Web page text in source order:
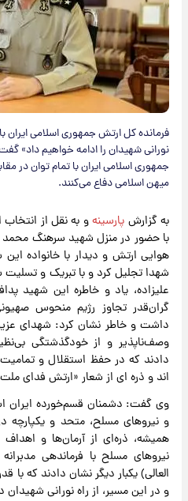
فرمانده کل ارتش جمهوری اسلامی ایران
نورانی شهیدان را ادامه خواهیم داد»
جمهوری اسلامی ایران با تمام توان در
میهن اسلامی دفاع می‌کنند.
به گزارش پارسینهو به نقل از انتخاب
با حضور در منزل شهید سرهنگ محمد
هوایی ارتش و دیدار با خانواده
شهدا تجلیل کرد و با تبریک و
علیزاده، یاد و خاطره این شهید
گران‌قدر تجاوز رژیم منحوس
داشت و خاطر نشان کرد: شهدای
وصف‌ناپذیر و از خودگذشتگی
دادند که در حفظ استقلال و
اند و ذره ای از شعار «ارتش فدای
وی گفت: دشمنان قسم‌خورده ایران
و نیروهای مسلح، متحد و یکپارچه
همیشه، ذره‌ای از آرمان‌ها و
نیروهای مسلح با فرماندهی
العالی) یکبار دیگر نشان دادند که
و در این مسیر، از راه نورانی